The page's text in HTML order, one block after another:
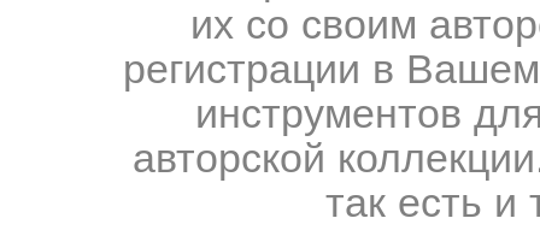
их со своим
регистрации в
инструментов
авторской
так есть и